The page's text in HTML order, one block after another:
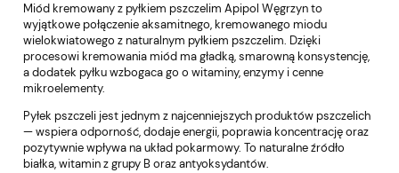
Miód kremowany z pyłkiem pszczelim Apipol Węgrzyn to
wyjątkowe połączenie aksamitnego, kremowanego miodu
wielokwiatowego z naturalnym pyłkiem pszczelim. Dzięki
procesowi kremowania miód ma gładką, smarowną konsystencję,
a dodatek pyłku wzbogaca go o witaminy, enzymy i cenne
mikroelementy.
Pyłek pszczeli jest jednym z najcenniejszych produktów pszczelich
— wspiera odporność, dodaje energii, poprawia koncentrację oraz
pozytywnie wpływa na układ pokarmowy. To naturalne źródło
białka, witamin z grupy B oraz antyoksydantów.